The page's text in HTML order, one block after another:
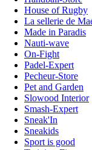
House of Rugby
La sellerie de
Made in Paradis
Nauti-wave
On-Fight
Padel-Expert
Pecheur-Store
Pet and Garden
Slowood Interior
Smash-Expert
Sneak'In
Sneakids
Sport is good